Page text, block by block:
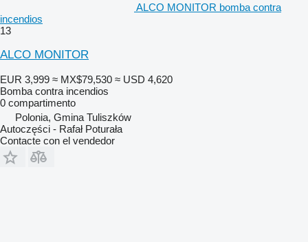
ALCO MONITOR bomba contra
incendios
13
ALCO MONITOR
EUR 3,999 ≈ MX$79,530 ≈ USD 4,620
Bomba contra incendios
0 compartimento
Polonia, Gmina Tuliszków
Autoczęści - Rafał Poturała
Contacte con el vendedor